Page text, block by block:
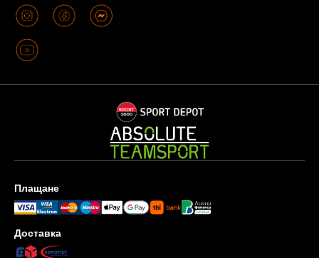
Плащане
Доставка